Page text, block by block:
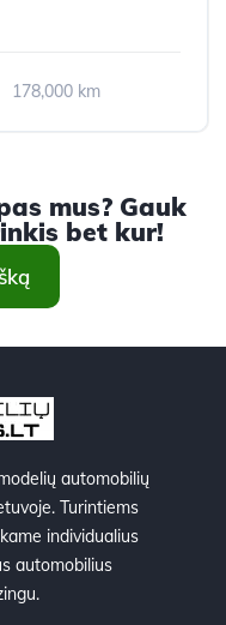
178,000 km
mus? Gauk
bet kur!
automobilių
Turintiems
individualius
automobilius